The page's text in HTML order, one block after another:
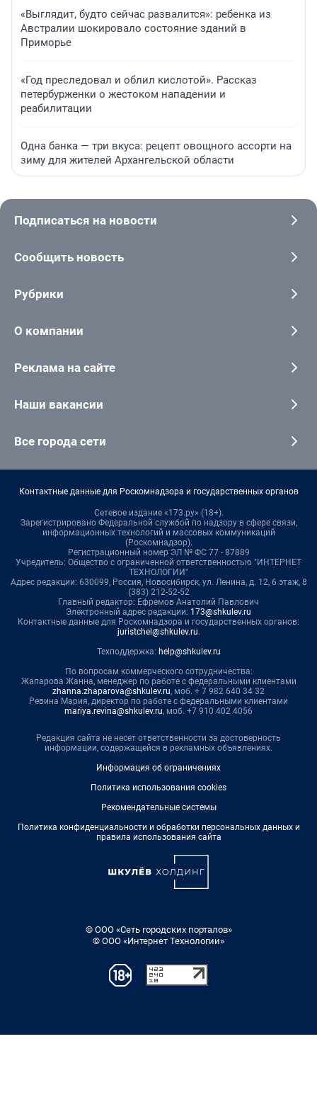
«Выглядит, будто сейчас развалится»: ребенка из
Австралии шокировало состояние зданий в
Приморье
«Год преследовал и облил кислотой». Рассказ
петербурженки о жестоком нападении и
реабилитации
Одна банка — три вкуса: рецепт овощного ассорти на
зиму для жителей Архангельской области
Подписаться на новости
Сообщить новость
Рубрики
О компании
Реклама на сайте
Наши вакансии
Все города сети
Контактные данные для Роскомнадзора и государственных органов
Сетевое издание «173.ру» (18+).
Зарегистрировано Федеральной службой по надзору в сфере связи,
информационных технологий и массовых коммуникаций
(Роскомнадзор).
Регистрационный номер ЭЛ № ФС 77 - 87889
Учредитель: Общество с ограниченной ответственностью "ИНТЕРНЕТ
ТЕХНОЛОГИИ"
Адрес редакции: 630099, Россия, Новосибирск, ул. Ленина, д. 12, 6 этаж, 8
(383) 212-52-52
Главный редактор: Ефремов Анатолий Павлович
Электронный адрес редакции: 173@shkulev.ru
Контактные данные для Роскомнадзора и государственных органов:
juristchel@shkulev.ru.
Техподдержка: help@shkulev.ru
По вопросам коммерческого сотрудничества:
Жапарова Жанна, менеджер по работе с федеральными клиентами
zhanna.zhaparova@shkulev.ru, моб. + 7 982 640 34 32
Ревина Мария, директор по работе с федеральными клиентами
mariya.revina@shkulev.ru, моб. +7 910 402 4056
Редакция сайта не несет ответственности за достоверность
информации, содержащейся в рекламных объявлениях.
Информация об ограничениях
Политика использования cookies
Рекомендательные системы
Политика конфиденциальности и обработки персональных данных и
правила использования сайта
© ООО «Сеть городских порталов»
© ООО «Интернет Технологии»